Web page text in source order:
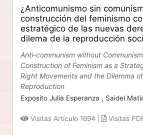
¿Anticomunismo sin
construcción del feminismo
estratégico de las nuevas
dilema de la reproducción
Anti-communism without
Construction of Feminism as a
Right Movements and the Dilemma
Reproduction
Exposito Julia Esperanza , Saidel
Visitas Artículo 1694 | Visitas